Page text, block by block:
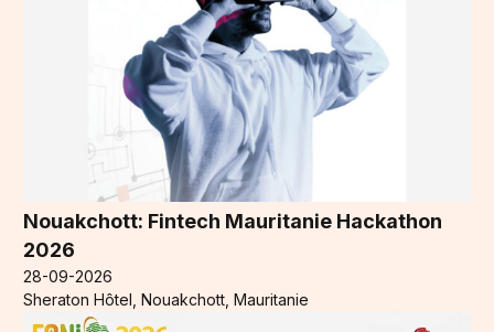
Nouakchott: Fintech Mauritanie Hackathon
2026
28-09-2026
Sheraton Hôtel, Nouakchott, Mauritanie